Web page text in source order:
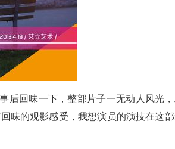
后回味一下，整部片子一无动人风光
味的观影感受，我想演员的演技在这